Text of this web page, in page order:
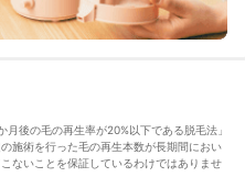
後の毛の再生率が20%以下である脱毛法」
施術を行った毛の再生本数が長期間におい
ないことを保証しているわけではありませ